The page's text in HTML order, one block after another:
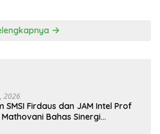
2026
SMSI Firdaus dan JAM Intel Prof
Bahas Sinergi